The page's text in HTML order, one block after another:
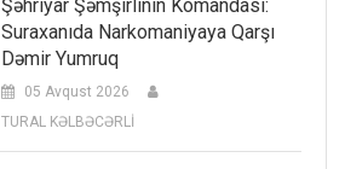
Şəhriyar Şəmşirlinin Komandası:
Suraxanıda Narkomaniyaya Qarşı
Dəmir Yumruq
05 Avqust 2026
TURAL KƏLBƏCƏRLİ